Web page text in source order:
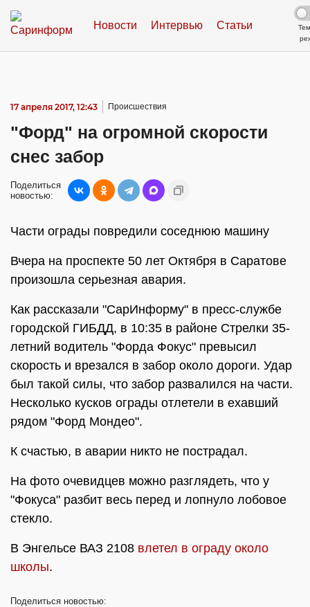
Новости Интервью Статьи
17 апреля 2017, 12:43 Происшествия
"Форд" на огромной скорости
снес забор
Поделиться
новостью:
Части ограды повредили соседнюю машину
Вчера на проспекте 50 лет Октября в Саратове
произошла серьезная авария.
Как рассказали "СарИнформу" в пресс-службе
городской ГИБДД, в 10:35 в районе Стрелки 35-
летний водитель "Форда Фокус" превысил
скорость и врезался в забор около дороги. Удар
был такой силы, что забор развалился на части.
Несколько кусков ограды отлетели в ехавший
рядом "Форд Мондео".
К счастью, в аварии никто не пострадал.
На фото очевидцев можно разглядеть, что у
"Фокуса" разбит весь перед и лопнуло лобовое
стекло.
В Энгельсе ВАЗ 2108 влетел в ограду около
школы.
Поделиться новостью: